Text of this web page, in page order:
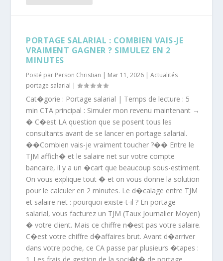
PORTAGE SALARIAL : COMBIEN VAIS-JE
VRAIMENT GAGNER ? SIMULEZ EN 2
MINUTES
Posté par Person Christian | Mar 11, 2026 |Actualités
portage salarial |
Cat�gorie : Portage salarial | Temps de lecture : 5
min CTA principal : Simuler mon revenu maintenant →
� C�est LA question que se posent tous les
consultants avant de se lancer en portage salarial.
��Combien vais-je vraiment toucher ?�� Entre le
TJM affich� et le salaire net sur votre compte
bancaire, il y a un �cart que beaucoup sous-estiment.
On vous explique tout � et on vous donne la solution
pour le calculer en 2 minutes. Le d�calage entre TJM
et salaire net : pourquoi existe-t-il ? En portage
salarial, vous facturez un TJM (Taux Journalier Moyen)
� votre client. Mais ce chiffre n�est pas votre salaire.
C�est votre chiffre d�affaires brut. Avant d�arriver
dans votre poche, ce CA passe par plusieurs �tapes :